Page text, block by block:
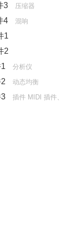
3 压缩器
4 混响
1
2
分析仪
动态均衡
插件 MIDI 插件、